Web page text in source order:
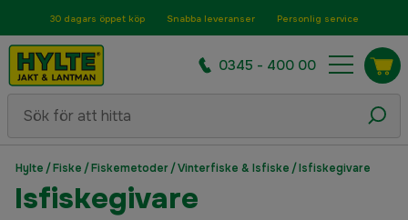
30 dagars öppet köp Snabba leveranser Personlig service
0345 - 400 00
Hylte /Fiske /Fiskemetoder/Vinterfiske & Isfiske /Isfiskegivare
Isfiskegivare